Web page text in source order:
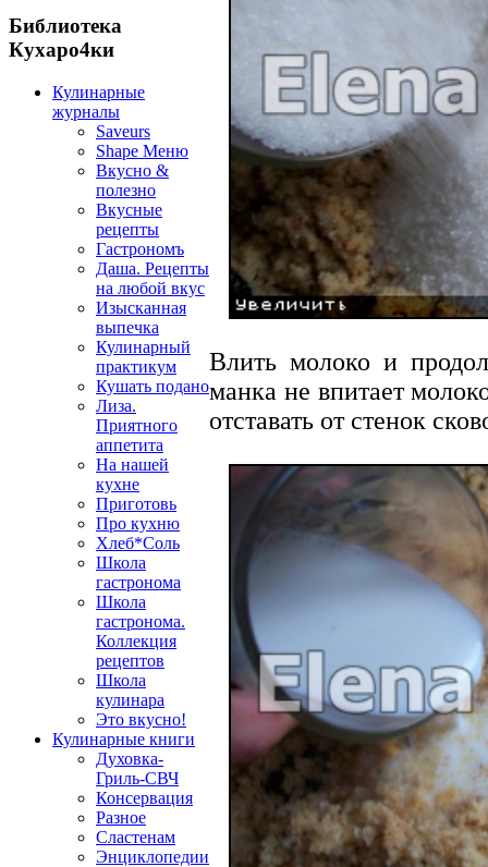
Библиотека
Кухаро4ки
Кулинарные
журналы
Saveurs
Shape Меню
Вкусно &
полезно
Вкусные
рецепты
Гастрономъ
Даша. Рецепты
на любой вкус
Изысканная
выпечка
Кулинарный
практикум
Кушать подано
Лиза.
Приятного
аппетита
На нашей
кухне
Приготовь
Про кухню
Хлеб*Соль
Школа
гастронома
Школа
гастронома.
Коллекция
рецептов
Школа
кулинара
Это вкусно!
Кулинарные книги
Духовка-
Гриль-СВЧ
Консервация
Разное
Сластенам
Энциклопедии
Влить молоко и
манка не впитает
отставать от стенок